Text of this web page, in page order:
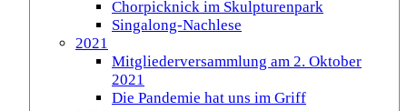
Chorpicknick im Skulpturenpark
Singalong-Nachlese
2021
Mitgliederversammlung am 2. Oktober
2021
Die Pandemie hat uns im Griff